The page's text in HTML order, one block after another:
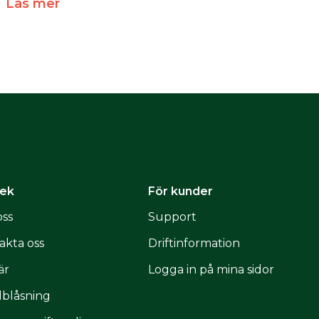
Läs mer
oss
För kunder
Support
Driftinformation
Logga in på mina sidor